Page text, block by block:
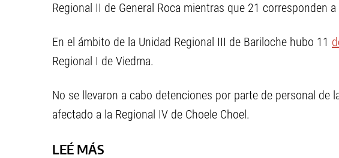
Regional II de General Roca mientras que 21 corresponden
En el ámbito de la Unidad Regional III de Bariloche hubo 11
Regional I de Viedma.
No se llevaron a cabo detenciones por parte de personal de
afectado a la Regional IV de Choele Choel.
LEÉ MÁS